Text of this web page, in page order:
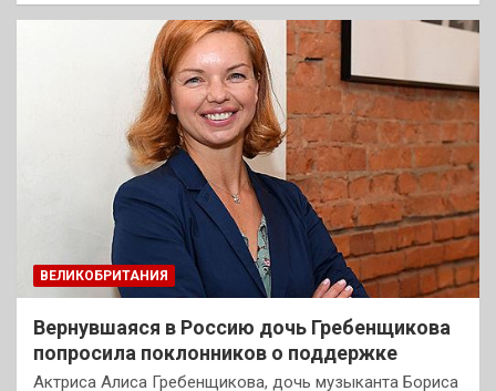
ВЕЛИКОБРИТАНИЯ
Вернувшаяся в Россию дочь Гребенщикова
попросила поклонников о поддержке
Актриса Алиса Гребенщикова, дочь музыканта Бориса